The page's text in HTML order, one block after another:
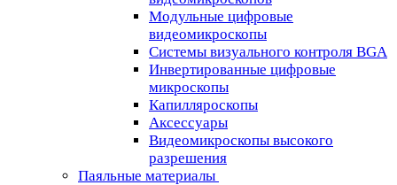
Модульные цифровые
видеомикроскопы
Cистемы визуального контроля BGA
Инвертированные цифровые
микроскопы
Капилляроскопы
Аксессуары
Видеомикроскопы высокого
разрешения
Паяльные материалы